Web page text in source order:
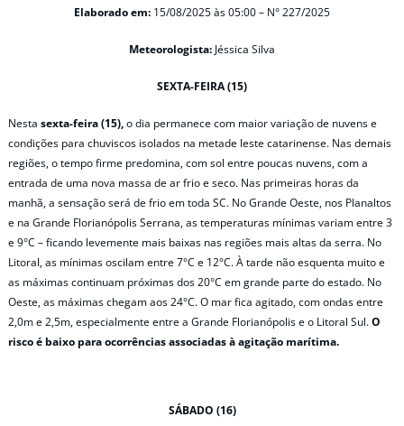
Elaborado em: 15/08/2025 às 05:00 – N° 227/2025
Meteorologista: Jéssica Silva
SEXTA-FEIRA (15)
Nesta sexta-feira (15),o dia permanece com maior variação de nuvens e
condições para chuviscos isolados na metade leste catarinense. Nas demais
regiões, o tempo firme predomina, com sol entre poucas nuvens, com a
entrada de uma nova massa de ar frio e seco. Nas primeiras horas da
manhã, a sensação será de frio em toda SC. No Grande Oeste, nos Planaltos
e na Grande Florianópolis Serrana, as temperaturas mínimas variam entre 3
e 9°C – ficando levemente mais baixas nas regiões mais altas da serra. No
Litoral, as mínimas oscilam entre 7°C e 12°C. À tarde não esquenta muito e
as máximas continuam próximas dos 20°C em grande parte do estado. No
Oeste, as máximas chegam aos 24°C. O mar fica agitado, com ondas entre
2,0m e 2,5m, especialmente entre a Grande Florianópolis e o Litoral Sul.O
risco é baixo para ocorrências associadas à agitação marítima.
SÁBADO (16)